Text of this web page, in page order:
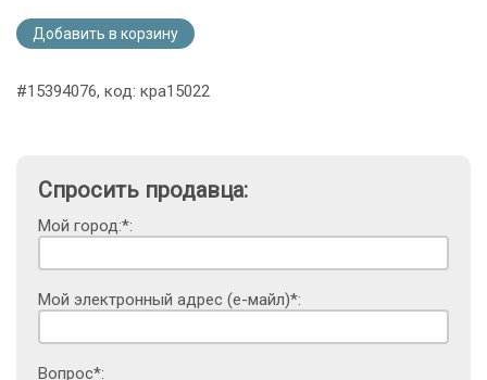
Добавить в корзину
#15394076, код: кра15022
Спросить продавца:
Мой город:*:
Мой электронный адрес (е-майл)*:
Вопрос*: